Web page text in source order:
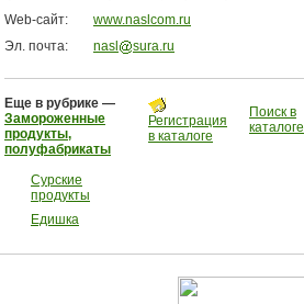
Web-сайт:
www.naslcom.ru
Эл. почта:
nasl sura.ru
Еще в рубрике —
Замороженные
продукты,
полуфабрикаты
Сурские
продукты
Едишка
Регистрация
в каталоге
Поиск в
каталоге